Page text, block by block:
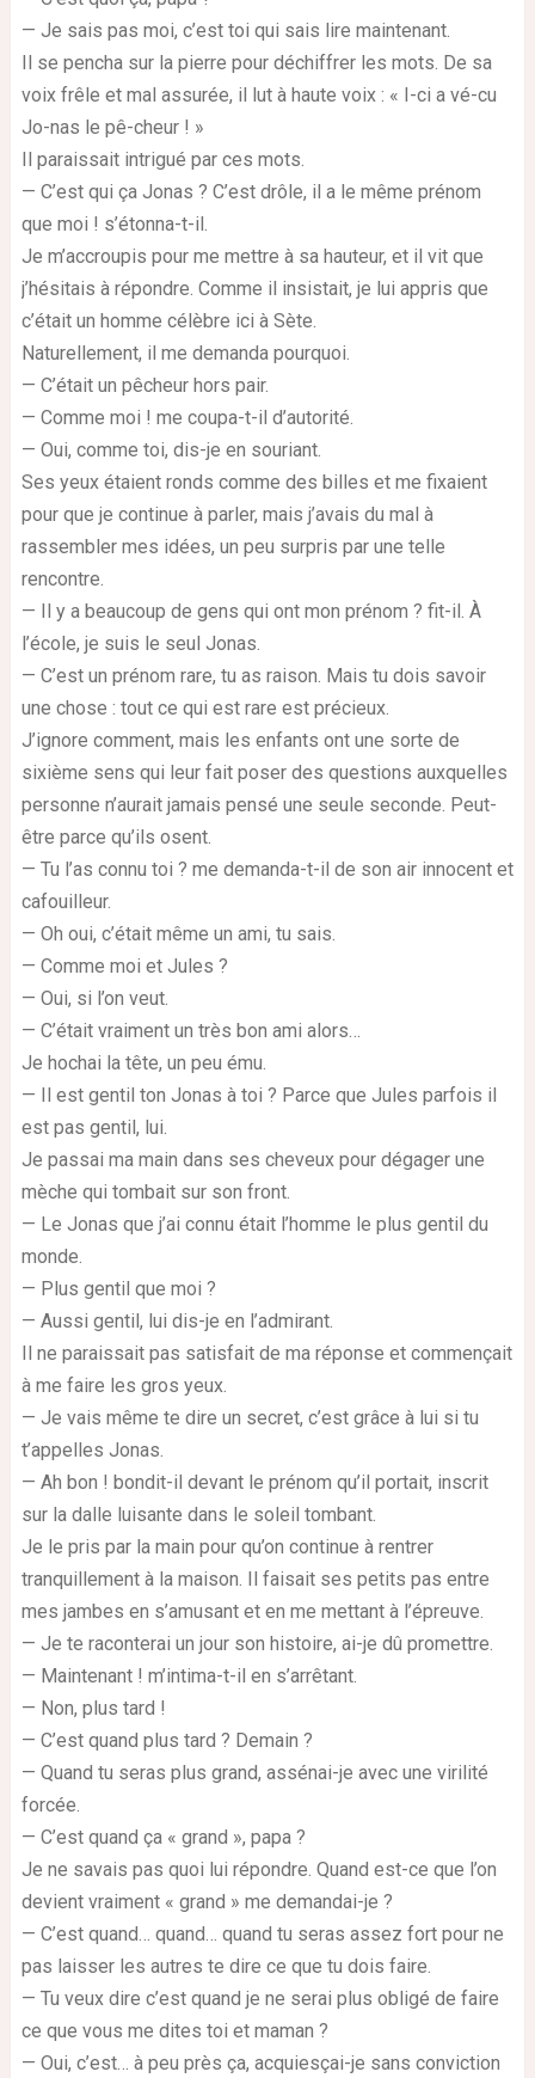
— Je sais pas moi, c’est toi qui sais lire maintenant.
Il se pencha sur la pierre pour déchiffrer les mots. De sa
voix frêle et mal assurée, il lut à haute voix : « I-ci a vé-cu
Jo-nas le pê-cheur ! »
Il paraissait intrigué par ces mots.
— C’est qui ça Jonas ? C’est drôle, il a le même prénom
que moi ! s’étonna-t-il.
Je m’accroupis pour me mettre à sa hauteur, et il vit que
j’hésitais à répondre. Comme il insistait, je lui appris que
c’était un homme célèbre ici à Sète.
Naturellement, il me demanda pourquoi.
— C’était un pêcheur hors pair.
— Comme moi ! me coupa-t-il d’autorité.
— Oui, comme toi, dis-je en souriant.
Ses yeux étaient ronds comme des billes et me fixaient
pour que je continue à parler, mais j’avais du mal à
rassembler mes idées, un peu surpris par une telle
rencontre.
— Il y a beaucoup de gens qui ont mon prénom ? fit-il. À
l’école, je suis le seul Jonas.
— C’est un prénom rare, tu as raison. Mais tu dois savoir
une chose : tout ce qui est rare est précieux.
J’ignore comment, mais les enfants ont une sorte de
sixième sens qui leur fait poser des questions auxquelles
personne n’aurait jamais pensé une seule seconde. Peut-
être parce qu’ils osent.
— Tu l’as connu toi ? me demanda-t-il de son air innocent et
cafouilleur.
— Oh oui, c’était même un ami, tu sais.
— Comme moi et Jules ?
— Oui, si l’on veut.
— C’était vraiment un très bon ami alors…
Je hochai la tête, un peu ému.
— Il est gentil ton Jonas à toi ? Parce que Jules parfois il
est pas gentil, lui.
Je passai ma main dans ses cheveux pour dégager une
mèche qui tombait sur son front.
— Le Jonas que j’ai connu était l’homme le plus gentil du
monde.
— Plus gentil que moi ?
— Aussi gentil, lui dis-je en l’admirant.
Il ne paraissait pas satisfait de ma réponse et commençait
à me faire les gros yeux.
— Je vais même te dire un secret, c’est grâce à lui si tu
t’appelles Jonas.
— Ah bon ! bondit-il devant le prénom qu’il portait, inscrit
sur la dalle luisante dans le soleil tombant.
Je le pris par la main pour qu’on continue à rentrer
tranquillement à la maison. Il faisait ses petits pas entre
mes jambes en s’amusant et en me mettant à l’épreuve.
— Je te raconterai un jour son histoire, ai-je dû promettre.
— Maintenant ! m’intima-t-il en s’arrêtant.
— Non, plus tard !
— C’est quand plus tard ? Demain ?
— Quand tu seras plus grand, assénai-je avec une virilité
forcée.
— C’est quand ça « grand », papa ?
Je ne savais pas quoi lui répondre. Quand est-ce que l’on
devient vraiment « grand » me demandai-je ?
— C’est quand… quand… quand tu seras assez fort pour ne
pas laisser les autres te dire ce que tu dois faire.
— Tu veux dire c’est quand je ne serai plus obligé de faire
ce que vous me dites toi et maman ?
— Oui, c’est… à peu près ça, acquiesçai-je sans conviction